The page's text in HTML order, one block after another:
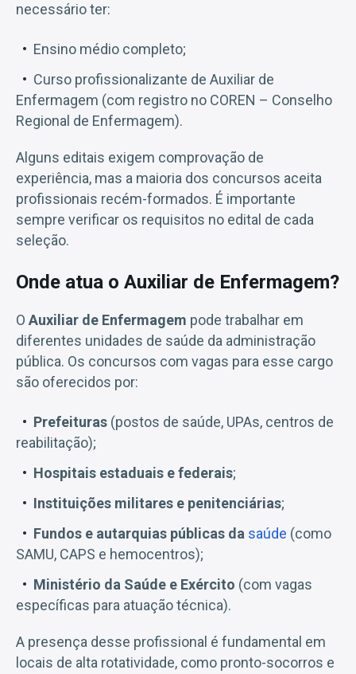
necessário ter:
Ensino médio completo;
Curso profissionalizante de Auxiliar de
Enfermagem (com registro no COREN – Conselho
Regional de Enfermagem).
Alguns editais exigem comprovação de
experiência, mas a maioria dos concursos aceita
profissionais recém-formados. É importante
sempre verificar os requisitos no edital de cada
seleção.
Onde atua o Auxiliar de Enfermagem?
O Auxiliar de Enfermagem pode trabalhar em
diferentes unidades de saúde da administração
pública. Os concursos com vagas para esse cargo
são oferecidos por:
Prefeituras (postos de saúde, UPAs, centros de
reabilitação);
Hospitais estaduais e federais;
Instituições militares e penitenciárias;
Fundos e autarquias públicas da saúde (como
SAMU, CAPS e hemocentros);
Ministério da Saúde e Exército (com vagas
específicas para atuação técnica).
A presença desse profissional é fundamental em
locais de alta rotatividade, como pronto-socorros e